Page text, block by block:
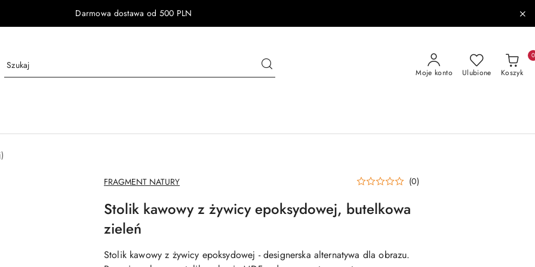
Darmowa dostawa od 500 PLN
Moje konto Ulubione Koszyk
0
NAZWA
PRODUCENTA:
FRAGMENT NATURY (0)
Stolik kawowy z żywicy epoksydowej, butelkowa
zieleń
Stolik kawowy z żywicy epoksydowej - designerska alternatywa dla obrazu.